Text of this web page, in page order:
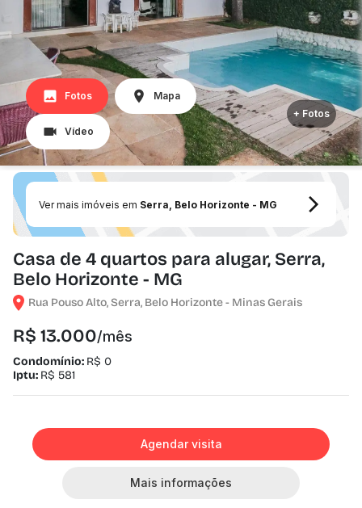
Fotos Mapa
Vídeo
+ Fotos
Ver mais imóveis em Serra, Belo Horizonte - MG
Casa de 4 quartos para alugar, Serra,
Belo Horizonte - MG
Rua Pouso Alto, Serra, Belo Horizonte - Minas Gerais
R$ 13.000/mês
Condomínio: R$ 0
Iptu: R$ 581
Agendar visita
Mais informações